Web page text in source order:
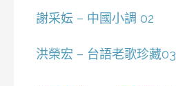
謝采妘 – 中國小調 02
洪榮宏 – 台語老歌珍藏03